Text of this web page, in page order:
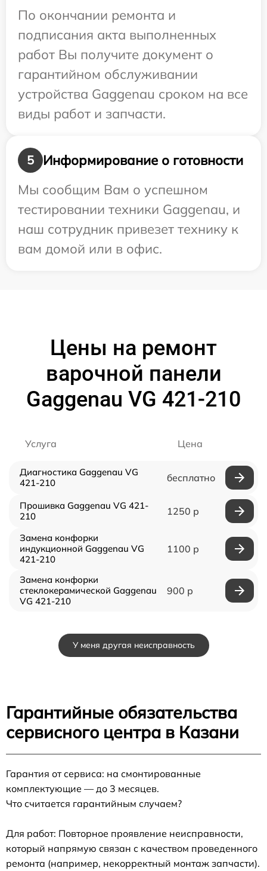
По окончании ремонта и
подписания акта выполненных
работ Вы получите документ о
гарантийном обслуживании
устройства Gaggenau сроком на все
виды работ и запчасти.
5
Информирование о готовности
Мы сообщим Вам о успешном
тестировании техники Gaggenau, и
наш сотрудник привезет технику к
вам домой или в офис.
Цены на ремонт
варочной панели
Gaggenau VG 421-210
Услуга Цена
Диагностика Gaggenau VG
421-210
бесплатно
Прошивка Gaggenau VG 421-
210
1250 р
Замена конфорки
индукционной Gaggenau VG
421-210
1100 р
Замена конфорки
стеклокерамической Gaggenau
VG 421-210
900 р
У меня другая неисправность
Гарантийные обязательства
сервисного центра в Казани
Гарантия от сервиса: на смонтированные
комплектующие — до 3 месяцев.
Что считается гарантийным случаем?
Для работ: Повторное проявление неисправности,
который напрямую связан с качеством проведенного
ремонта (например, некорректный монтаж запчасти).